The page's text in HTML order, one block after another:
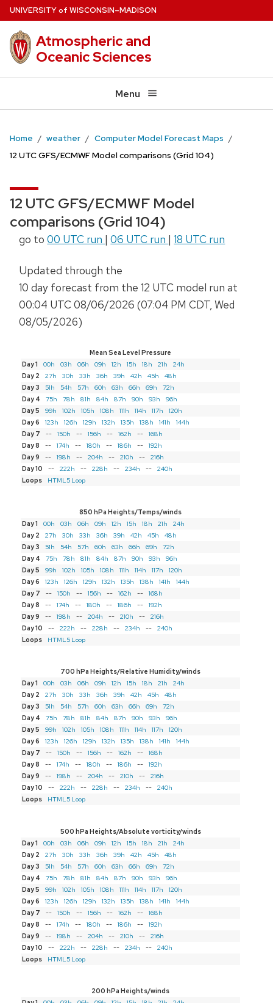
Skip
to
main
content
UNIVERSITYof WISCONSIN–MADISON
Atmospheric and
Oceanic Sciences
Menu
Home weather
Computer Model Forecast Maps
12 UTC GFS/ECMWF Model comparisons (Grid 104)
12 UTC GFS/ECMWF Model
comparisons (Grid 104)
go to00 UTC run |06 UTC run |18 UTC run
Updated through the
10 day forecast from the12 UTC model run at
00:04 UTC 08/06/2026(07:04 PM CDT, Wed
08/05/2026)
Mean Sea Level Pressure
Day 1
00h 03h 06h 09h 12h 15h 18h 21h
24h
Day 2
27h 30h 33h 36h 39h 42h 45h
48h
Day 3
51h 54h 57h 60h 63h 66h 69h
72h
Day 4
75h 78h 81h 84h 87h 90h 93h
96h
Day 5
99h 102h 105h 108h 111h 114h 117h
120h
Day 6
123h 126h 129h 132h 135h 138h 141h
144h
Day 7 --150h --156h --162h --168h
Day 8 --174h --180h --186h --192h
Day 9 --198h --204h --210h --216h
Day 10 --222h --228h --234h --240h
Loops
HTML5 Loop
850 hPa Heights/Temps/winds
Day 1
00h 03h 06h 09h 12h 15h 18h 21h
24h
Day 2
27h 30h 33h 36h 39h 42h 45h
48h
Day 3
51h 54h 57h 60h 63h 66h 69h
72h
Day 4
75h 78h 81h 84h 87h 90h 93h
96h
Day 5
99h 102h 105h 108h 111h 114h 117h
120h
Day 6
123h 126h 129h 132h 135h 138h 141h
144h
Day 7 --150h --156h --162h --168h
Day 8 --174h --180h --186h --192h
Day 9 --198h --204h --210h --216h
Day 10 --222h --228h --234h --240h
Loops
HTML5 Loop
700 hPa Heights/Relative Humidity/winds
Day 1
00h 03h 06h 09h 12h 15h 18h 21h
24h
Day 2
27h 30h 33h 36h 39h 42h 45h
48h
Day 3
51h 54h 57h 60h 63h 66h 69h
72h
Day 4
75h 78h 81h 84h 87h 90h 93h
96h
Day 5
99h 102h 105h 108h 111h 114h 117h
120h
Day 6
123h 126h 129h 132h 135h 138h 141h
144h
Day 7 --150h --156h --162h --168h
Day 8 --174h --180h --186h --192h
Day 9 --198h --204h --210h --216h
Day 10 --222h --228h --234h --240h
Loops
HTML5 Loop
500 hPa Heights/Absolute vorticity/winds
Day 1
00h 03h 06h 09h 12h 15h 18h 21h
24h
Day 2
27h 30h 33h 36h 39h 42h 45h
48h
Day 3
51h 54h 57h 60h 63h 66h 69h
72h
Day 4
75h 78h 81h 84h 87h 90h 93h
96h
Day 5
99h 102h 105h 108h 111h 114h 117h
120h
Day 6
123h 126h 129h 132h 135h 138h 141h
144h
Day 7 --150h --156h --162h --168h
Day 8 --174h --180h --186h --192h
Day 9 --198h --204h --210h --216h
Day 10 --222h --228h --234h --240h
Loops
HTML5 Loop
200 hPa Heights/winds